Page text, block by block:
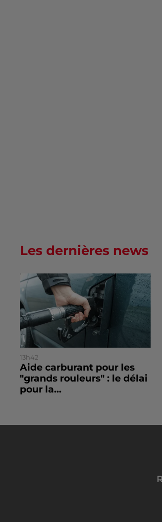
Les dernières news
13h42
Aide carburant pour les
"grands rouleurs" : le délai
pour la...